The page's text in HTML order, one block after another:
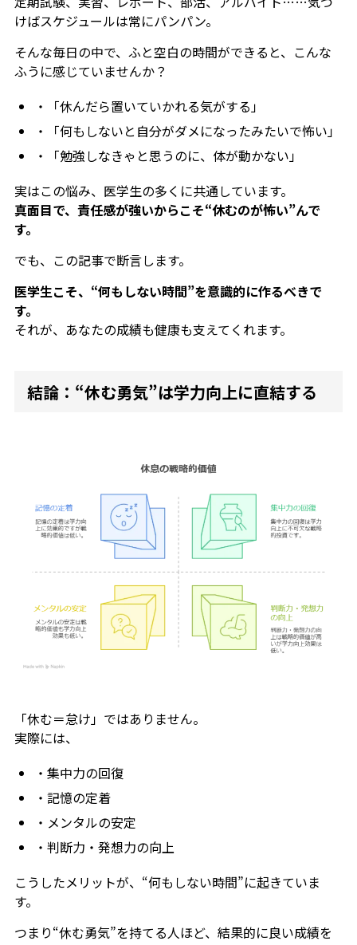
けばスケジュールは常にパンパン。
そんな毎日の中で、ふと空白の時間ができると、こんな
ふうに感じていませんか？
・「休んだら置いていかれる気がする」
・「何もしないと自分がダメになったみたいで怖い」
・「勉強しなきゃと思うのに、体が動かない」
実はこの悩み、医学生の多くに共通しています。
真面目で、責任感が強いからこそ“休むのが怖い”んで
す。
でも、この記事で断言します。
医学生こそ、“何もしない時間”を意識的に作るべきで
す。
それが、あなたの成績も健康も支えてくれます。
結論：“休む勇気”は学力向上に直結する
「休む＝怠け」ではありません。
実際には、
・集中力の回復
・記憶の定着
・メンタルの安定
・判断力・発想力の向上
こうしたメリットが、“何もしない時間”に起きていま
す。
つまり“休む勇気”を持てる人ほど、結果的に良い成績を